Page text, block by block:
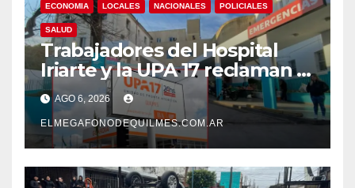
ECONOMIA LOCALES NACIONALES POLICIALES
SALUD
Trabajadores del Hospital
Iriarte y la UPA 17 reclaman el
pase a planta de becarios y
mejoras laborales
AGO 6, 2026
ELMEGAFONODEQUILMES.COM.AR